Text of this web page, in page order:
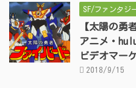
SF/ファンタジ
【太陽の勇
アニメ・
ビデオマー
2018/9/15